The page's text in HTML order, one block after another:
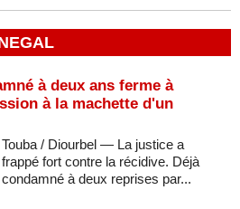
à deux ans ferme à
à la machette d'un
Touba / Diourbel — La justice a
frappé fort contre la récidive. Déjà
condamné à deux reprises par...